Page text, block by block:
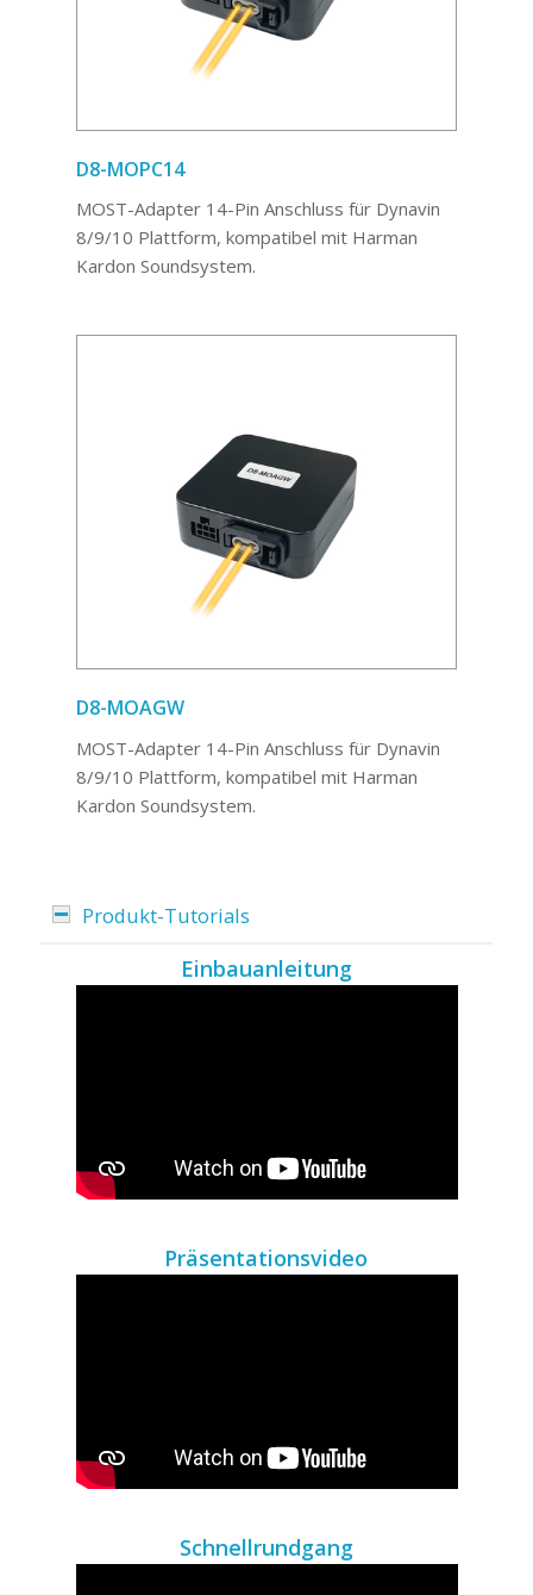
D8-MOPC14
MOST-Adapter 14-Pin Anschluss für Dynavin
8/9/10 Plattform, kompatibel mit Harman
Kardon Soundsystem.
D8-MOAGW
MOST-Adapter 14-Pin Anschluss für Dynavin
8/9/10 Plattform, kompatibel mit Harman
Kardon Soundsystem.
Produkt-Tutorials
Einbauanleitung
Präsentationsvideo
Schnellrundgang